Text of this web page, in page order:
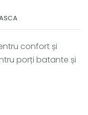
confort și
porți batante și